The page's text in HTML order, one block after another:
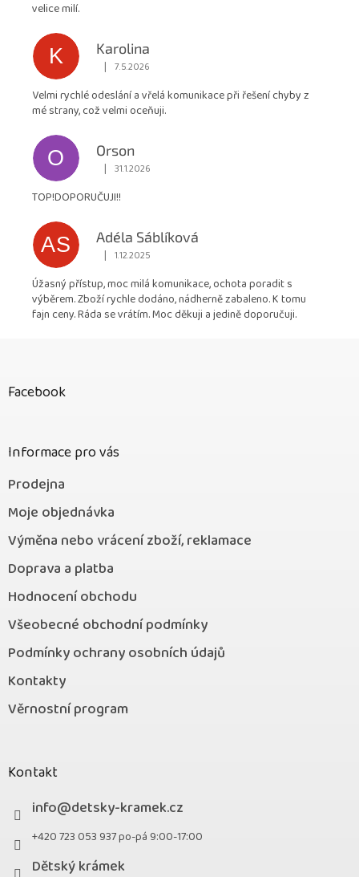
velice milí.
K
Karolina
Hodnocení obchodu je 5 z 5 hvězdiček.
| 7.5.2026
Velmi rychlé odeslání a vřelá komunikace při řešení chyby z
mé strany, což velmi oceňuji.
O
Orson
Hodnocení obchodu je 5 z 5 hvězdiček.
| 31.1.2026
TOP!DOPORUČUJI!!
AS
Adéla Sáblíková
Hodnocení obchodu je 5 z 5 hvězdiček.
| 1.12.2025
Úžasný přístup, moc milá komunikace, ochota poradit s
výběrem. Zboží rychle dodáno, nádherně zabaleno. K tomu
fajn ceny. Ráda se vrátím. Moc děkuji a jedině doporučuji.
Facebook
Informace pro vás
Prodejna
Moje objednávka
Výměna nebo vrácení zboží, reklamace
Doprava a platba
Hodnocení obchodu
Všeobecné obchodní podmínky
Podmínky ochrany osobních údajů
Kontakty
Věrnostní program
Kontakt
info@detsky-kramek.cz
+420 723 053 937 po-pá 9:00-17:00
Dětský krámek